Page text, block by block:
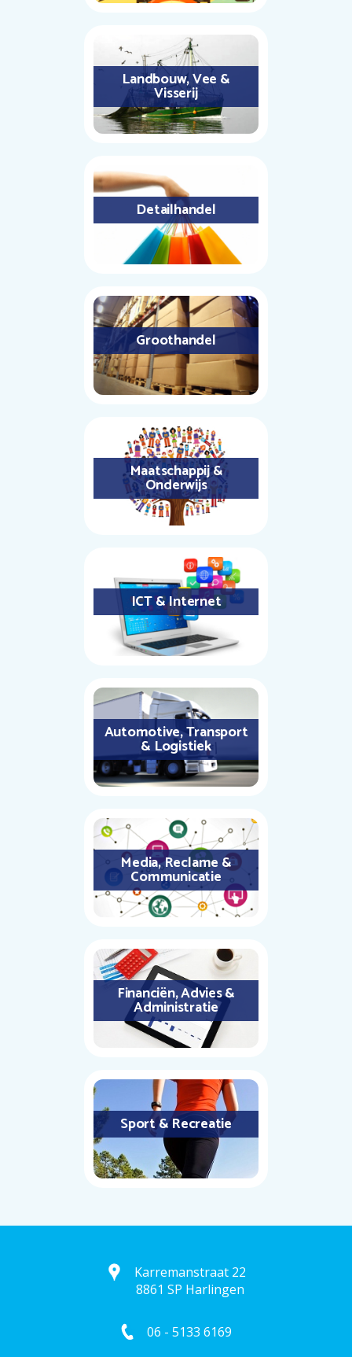
Landbouw, Vee &
Visserij
Detailhandel
Groothandel
Maatschappij &
Onderwijs
ICT & Internet
Automotive, Transport
& Logistiek
Media, Reclame &
Communicatie
Financiën, Advies &
Administratie
Sport & Recreatie
Karremanstraat 22
8861 SP Harlingen
06 - 5133 6169